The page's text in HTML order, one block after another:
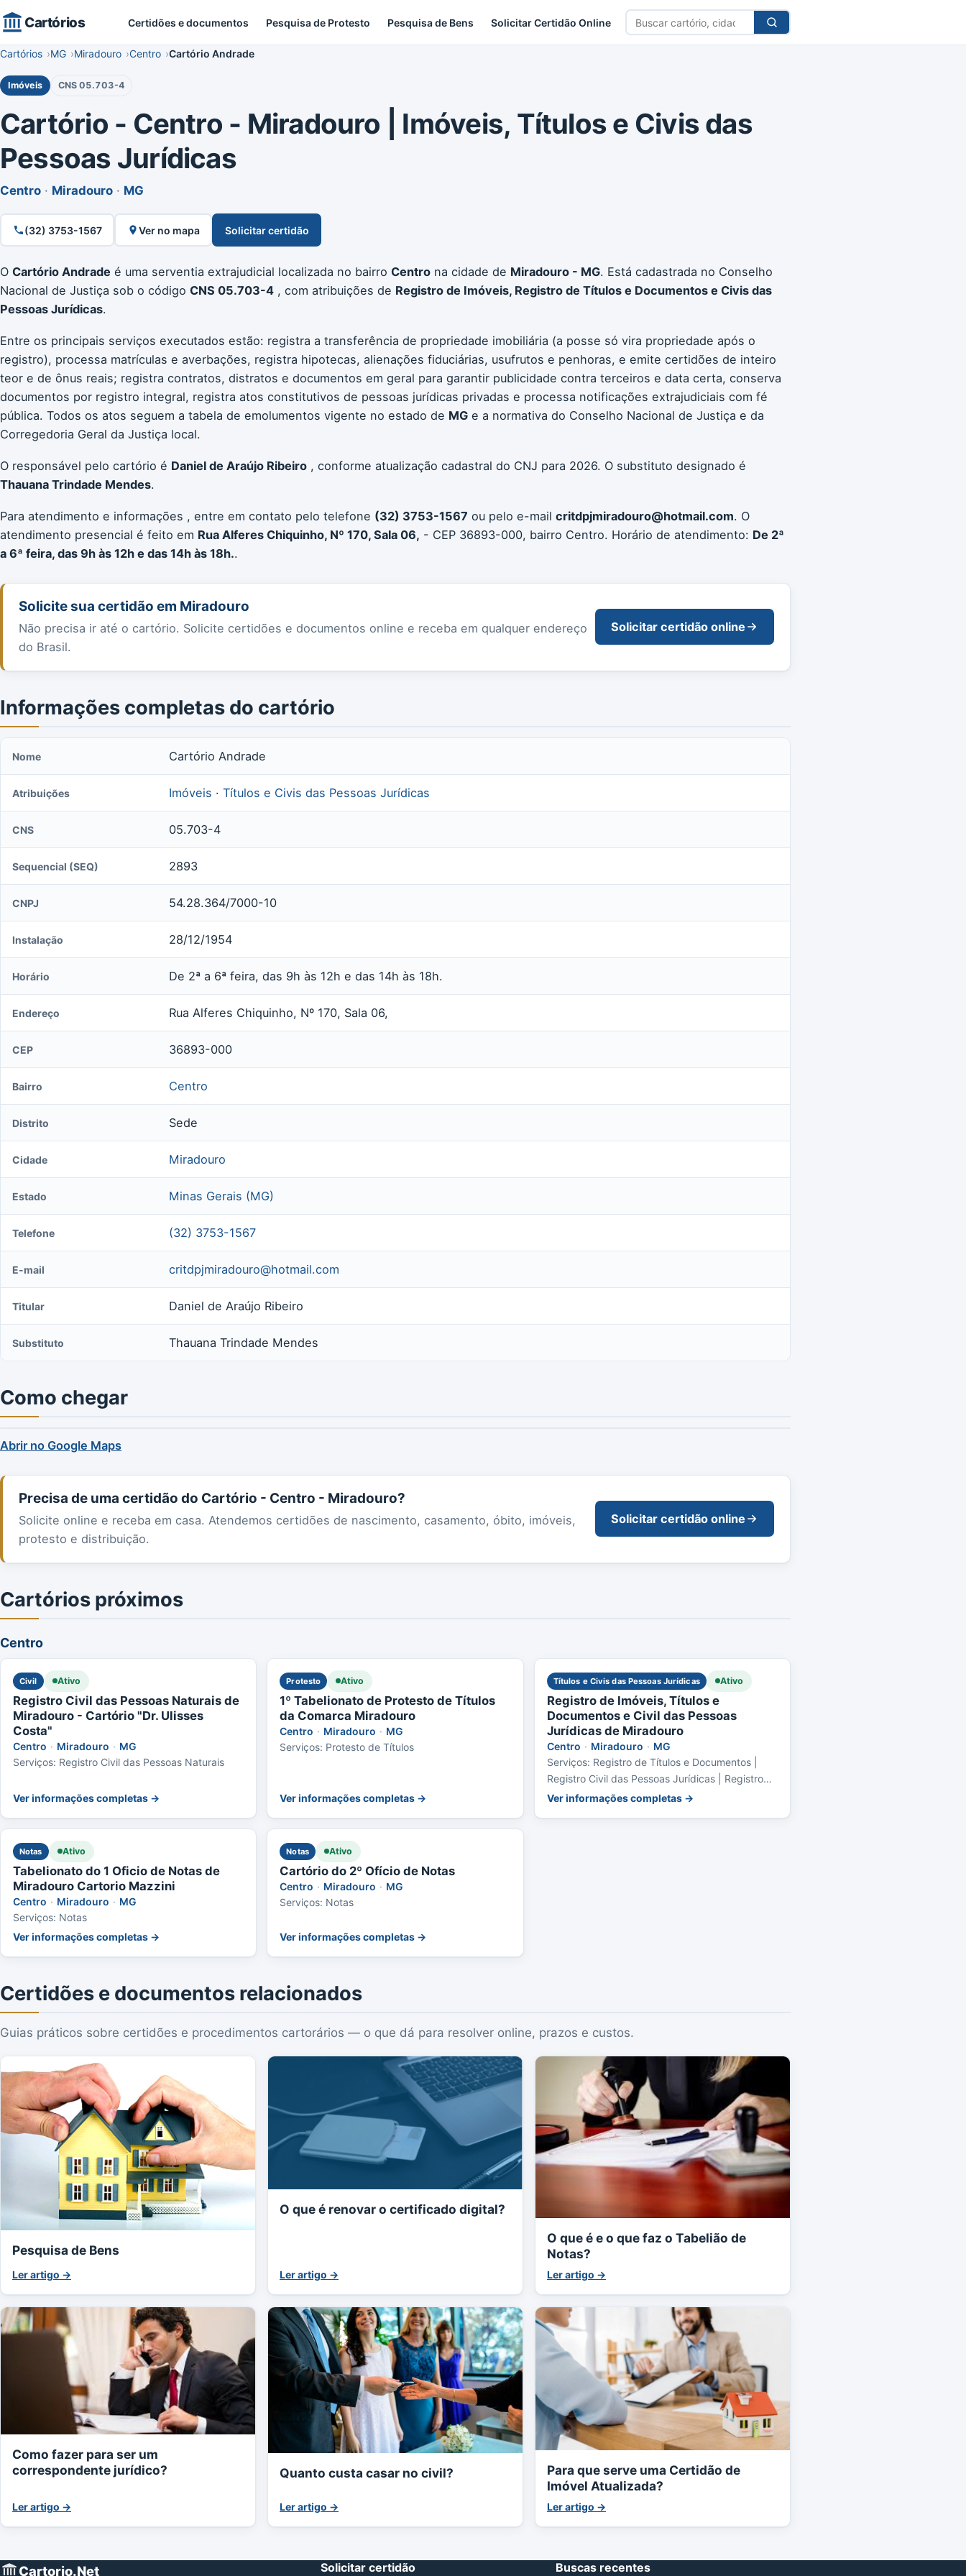
Cartórios Certidões e documentos Pesquisa de Protesto Pesquisa de Bens Solicitar Certidão Online
Buscar
cartório
Cartórios MG Miradouro Centro Cartório Andrade
Imóveis CNS 05.703-4
Cartório - Centro - Miradouro | Imóveis, Títulos e Civis das
Pessoas Jurídicas
Centro · Miradouro · MG
(32) 3753-1567 Ver no mapa Solicitar certidão
O Cartório Andrade é uma serventia extrajudicial localizada no bairro Centro na cidade de Miradouro - MG. Está cadastrada no Conselho
Nacional de Justiça sob o código CNS 05.703-4 , com atribuições de Registro de Imóveis, Registro de Títulos e Documentos e Civis das
Pessoas Jurídicas.
Entre os principais serviços executados estão: registra a transferência de propriedade imobiliária (a posse só vira propriedade após o
registro), processa matrículas e averbações, registra hipotecas, alienações fiduciárias, usufrutos e penhoras, e emite certidões de inteiro
teor e de ônus reais; registra contratos, distratos e documentos em geral para garantir publicidade contra terceiros e data certa, conserva
documentos por registro integral, registra atos constitutivos de pessoas jurídicas privadas e processa notificações extrajudiciais com fé
pública. Todos os atos seguem a tabela de emolumentos vigente no estado de MG e a normativa do Conselho Nacional de Justiça e da
Corregedoria Geral da Justiça local.
O responsável pelo cartório é Daniel de Araújo Ribeiro , conforme atualização cadastral do CNJ para 2026. O substituto designado é
Thauana Trindade Mendes.
Para atendimento e informações , entre em contato pelo telefone (32) 3753-1567 ou pelo e-mail critdpjmiradouro@hotmail.com. O
atendimento presencial é feito em Rua Alferes Chiquinho, Nº 170, Sala 06, - CEP 36893-000, bairro Centro. Horário de atendimento: De 2ª
a 6ª feira, das 9h às 12h e das 14h às 18h..
Solicite sua certidão em Miradouro
Não precisa ir até o cartório. Solicite certidões e documentos online e receba em qualquer endereço
do Brasil.
Solicitar certidão online
Informações completas do cartório
Nome Cartório Andrade
Atribuições Imóveis · Títulos e Civis das Pessoas Jurídicas
CNS 05.703-4
Sequencial (SEQ) 2893
CNPJ 54.28.364/7000-10
Instalação 28/12/1954
Horário De 2ª a 6ª feira, das 9h às 12h e das 14h às 18h.
Endereço Rua Alferes Chiquinho, Nº 170, Sala 06,
CEP 36893-000
Bairro Centro
Distrito Sede
Cidade Miradouro
Estado Minas Gerais (MG)
Telefone (32) 3753-1567
E-mail critdpjmiradouro@hotmail.com
Titular Daniel de Araújo Ribeiro
Substituto Thauana Trindade Mendes
Como chegar
Abrir no Google Maps
Precisa de uma certidão do Cartório - Centro - Miradouro?
Solicite online e receba em casa. Atendemos certidões de nascimento, casamento, óbito, imóveis,
protesto e distribuição.
Solicitar certidão online
Cartórios próximos
Centro
Civil Ativo
Registro Civil das Pessoas Naturais de
Miradouro - Cartório "Dr. Ulisses
Costa"
Centro · Miradouro · MG
Serviços: Registro Civil das Pessoas Naturais
Ver informações completas →
Protesto Ativo
1º Tabelionato de Protesto de Títulos
da Comarca Miradouro
Centro · Miradouro · MG
Serviços: Protesto de Títulos
Ver informações completas →
Títulos e Civis das Pessoas Jurídicas Ativo
Registro de Imóveis, Títulos e
Documentos e Civil das Pessoas
Jurídicas de Miradouro
Centro · Miradouro · MG
Serviços: Registro de Títulos e Documentos |
Registro Civil das Pessoas Jurídicas | Registro
de Imóveis
Ver informações completas →
Notas Ativo
Tabelionato do 1 Oficio de Notas de
Miradouro Cartorio Mazzini
Centro · Miradouro · MG
Serviços: Notas
Ver informações completas →
Notas Ativo
Cartório do 2º Ofício de Notas
Centro · Miradouro · MG
Serviços: Notas
Ver informações completas →
Certidões e documentos relacionados
Guias práticos sobre certidões e procedimentos cartorários — o que dá para resolver online, prazos e custos.
Pesquisa de Bens
Ler artigo →
O que é renovar o certificado digital?
Ler artigo →
O que é e o que faz o Tabelião de
Notas?
Ler artigo →
Como fazer para ser um
correspondente jurídico?
Ler artigo →
Quanto custa casar no civil?
Ler artigo →
Para que serve uma Certidão de
Imóvel Atualizada?
Ler artigo →
Cartorio.Net Solicitar certidão Buscas recentes